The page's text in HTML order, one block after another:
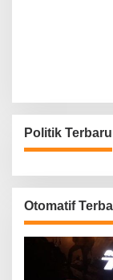
Politik Terbaru
Otomatif